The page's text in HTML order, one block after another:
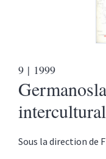
9 | 1999
Sous la direction de